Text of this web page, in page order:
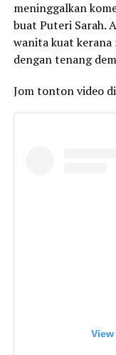
meninggalkan
buat Puteri Sarah.
wanita kuat kerana
dengan tenang
Jom tonton video